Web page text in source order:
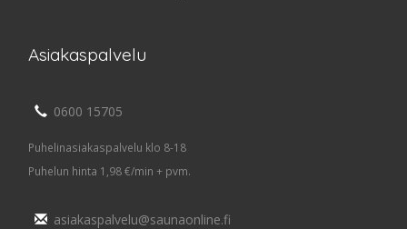
Asiakaspalvelu
0600 15705
Puhelinasiakaspalvelu klo 8-18
Puhelun hinta 1,98 €/min + pvm.
asiakaspalvelu@saunaonline.fi